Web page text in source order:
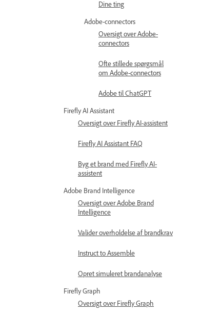
Dine ting
Adobe-connectors
Oversigt over Adobe-
connectors
Ofte stillede spørgsmål
om Adobe-connectors
Adobe til ChatGPT
Firefly AI Assistant
Oversigt over Firefly AI-assistent
Firefly AI Assistant FAQ
Byg et brand med Firefly AI-
assistent
Adobe Brand Intelligence
Oversigt over Adobe Brand
Intelligence
Valider overholdelse af brandkrav
Instruct to Assemble
Opret simuleret brandanalyse
Firefly Graph
Oversigt over Firefly Graph